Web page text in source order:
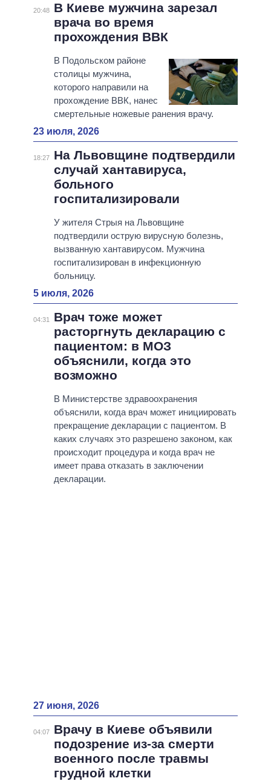
20:48
В Киеве мужчина зарезал
врача во время
прохождения ВВК
В Подольском районе
столицы мужчина,
которого направили на
прохождение ВВК, нанес
смертельные ножевые ранения врачу.
23 июля, 2026
18:27
На Львовщине подтвердили
случай хантавируса,
больного
госпитализировали
У жителя Стрыя на Львовщине
подтвердили острую вирусную болезнь,
вызванную хантавирусом. Мужчина
госпитализирован в инфекционную
больницу.
5 июля, 2026
04:31
Врач тоже может
расторгнуть декларацию с
пациентом: в МОЗ
объяснили, когда это
возможно
В Министерстве здравоохранения
объяснили, когда врач может инициировать
прекращение декларации с пациентом. В
каких случаях это разрешено законом, как
происходит процедура и когда врач не
имеет права отказать в заключении
декларации.
27 июня, 2026
04:07
Врачу в Киеве объявили
подозрение из-за смерти
военного после травмы
грудной клетки